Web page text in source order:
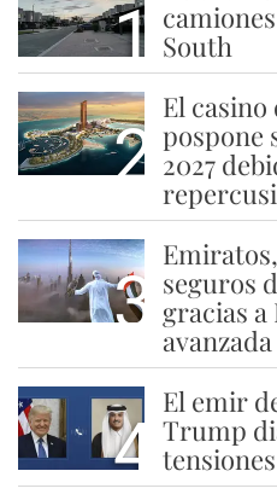
1 South
2
El
pospone
2027
3 seguros
gracias a
4
El emir
Trump